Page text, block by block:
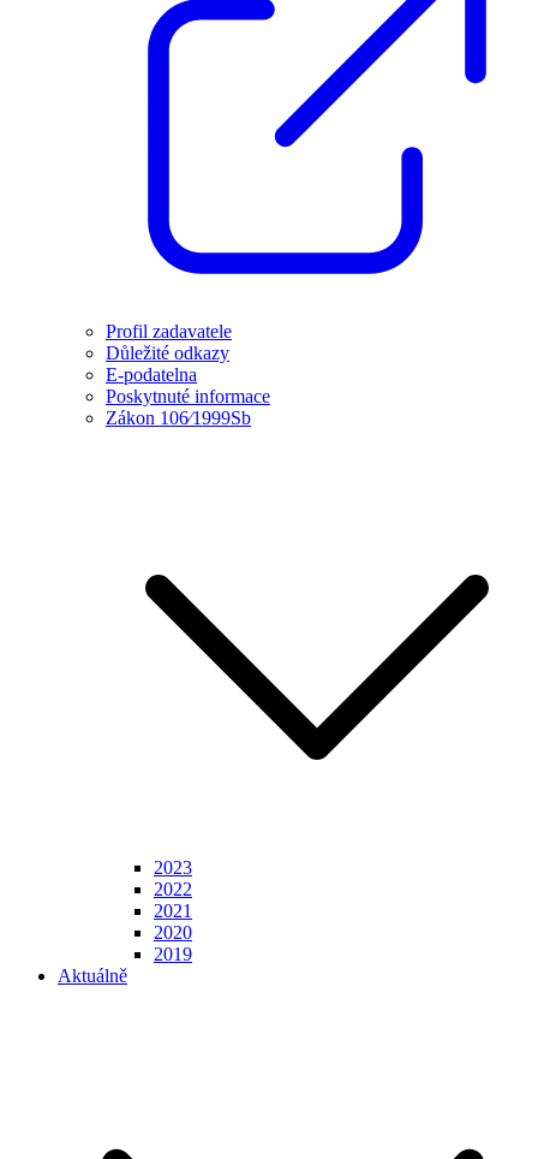
Profil zadavatele
Důležité odkazy
E-podatelna
Poskytnuté informace
Zákon 106⁄1999Sb
2023
2022
2021
2020
2019
Aktuálně